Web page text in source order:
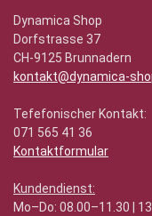
Dynamica Shop
Dorfstrasse 37
CH-9125 Brunnadern
kontakt@dynamica-
Tefefonischer Kontakt:
071 565 41 36
Kontaktformular
Kundendienst:
Mo–Do: 08.00–11.30 |